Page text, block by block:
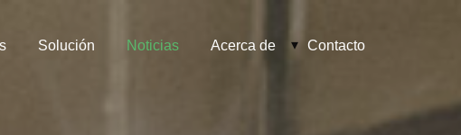
Solución Noticias Acerca de Contacto